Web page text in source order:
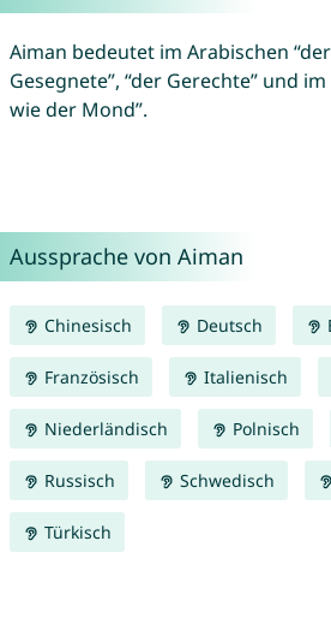
Aiman bedeutet im Arabischen
Gesegnete”, “der Gerechte” und
wie der Mond”.
Aussprache von Aiman
Chinesisch Deutsch
Französisch Italienisch
Niederländisch Polnisch
Russisch Schwedisch
Türkisch